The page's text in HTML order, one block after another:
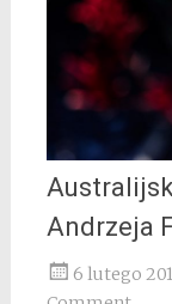
Andrzeja
6 lutego